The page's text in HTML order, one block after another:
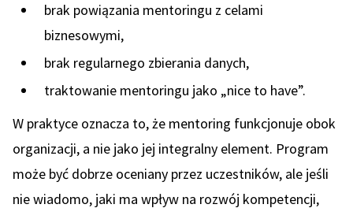
brak powiązania mentoringu z celami
biznesowymi,
brak regularnego zbierania danych,
traktowanie mentoringu jako „nice to have”.
W praktyce oznacza to, że mentoring funkcjonuje obok
organizacji, a nie jako jej integralny element. Program
może być dobrze oceniany przez uczestników, ale jeśli
nie wiadomo, jaki ma wpływ na rozwój kompetencji,